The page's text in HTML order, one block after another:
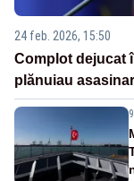
24 feb. 2026, 15:50
Complot dejucat
plănuiau